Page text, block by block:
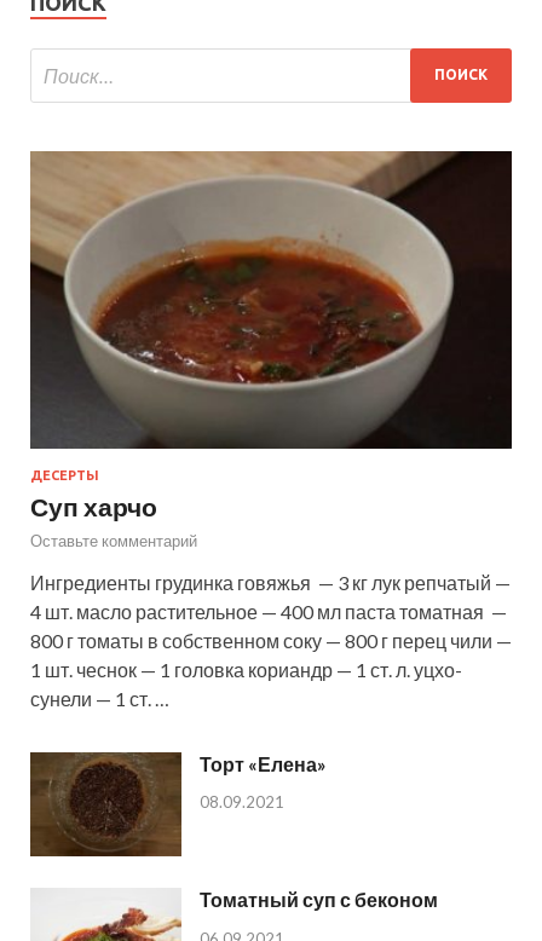
ДЕСЕРТЫ
Суп харчо
Оставьте комментарий
Ингредиенты грудинка говяжья — 3 кг лук репчатый —
4 шт. масло растительное — 400 мл паста томатная —
800 г томаты в собственном соку — 800 г перец чили —
1 шт. чеснок — 1 головка кориандр — 1 ст. л. уцхо-
сунели — 1 ст. …
Торт «Елена»
08.09.2021
Томатный суп с беконом